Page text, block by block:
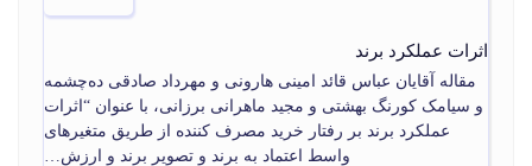
اثرات عملکرد برند
مقاله آقایان عباس قائد امینی هارونی و مهرداد صادقی ده‌چشمه
و سیامک کورنگ بهشتی و مجید ماهرانی برزانی، با عنوان “اثرات
عملکرد برند بر رفتار خرید مصرف کننده از طریق متغیرهای
واسط اعتماد به برند و تصویر برند و ارزش…